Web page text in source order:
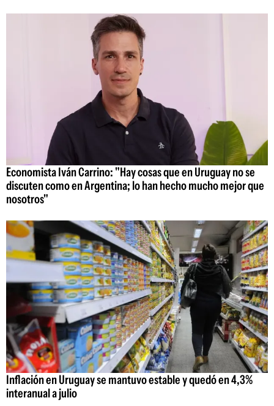
Economista Iván Carrino: "Hay cosas que en Uruguay no se
discuten como en Argentina; lo han hecho mucho mejor que
nosotros"
Inflación en Uruguay se mantuvo estable y quedó en 4,3%
interanual a julio